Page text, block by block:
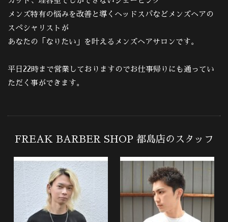
メンズ特有の悩みを改善と導くヘッドスパなどメンズヘアの
スペシャリストが
あなたの「なりたい」を叶えるメンズヘアサロンです。
平日22時まで営業しておりますのでお仕事帰りにも通ってい
ただく事ができます。
FREAK BARBER SHOP 都島店のスタッフ